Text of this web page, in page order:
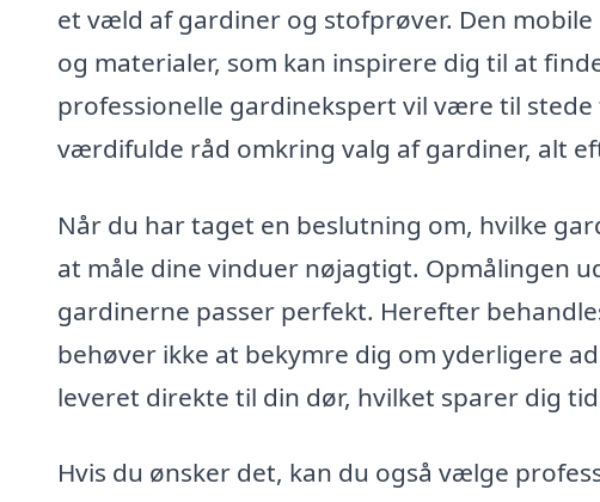
et væld af gardiner og stofprøver. Den
og materialer, som kan inspirere dig til at
professionelle gardinekspert vil være til
værdifulde råd omkring valg af gardiner, alt
Når du har taget en beslutning om, hvilke
at måle dine vinduer nøjagtigt. Opmålingen
gardinerne passer perfekt. Herefter
behøver ikke at bekymre dig om yderligere
leveret direkte til din dør, hvilket sparer dig
Hvis du ønsker det, kan du også vælge